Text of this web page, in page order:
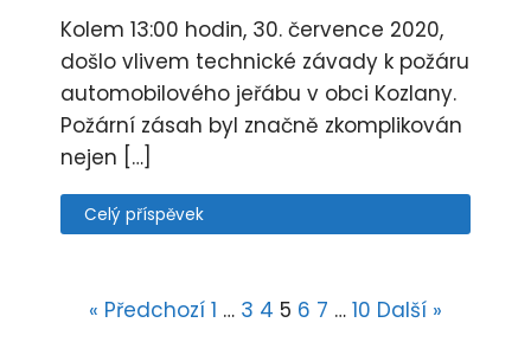
Kolem 13:00 hodin, 30. července 2020,
došlo vlivem technické závady k požáru
automobilového jeřábu v obci Kozlany.
Požární zásah byl značně zkomplikován
nejen […]
Celý příspěvek
« Předchozí 1 … 3 4 5 6 7 … 10 Další »